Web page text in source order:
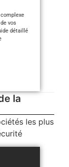
vos
détaillé
la
les plus